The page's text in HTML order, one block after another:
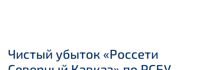
Чистый убыток «Россети